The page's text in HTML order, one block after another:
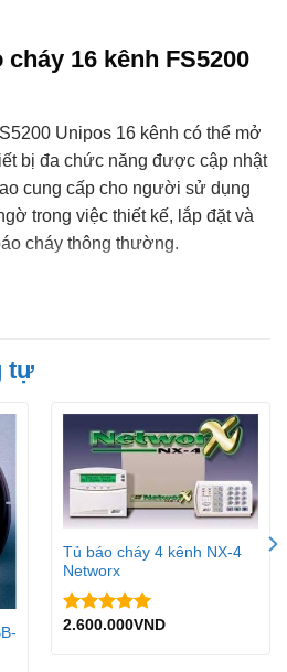
16 kênh FS5200
Unipos 16 kênh có thể mở
bị đa chức năng được cập nhật
cung cấp cho người sử dụng
trong việc thiết kế, lắp đặt và
cháy thông thường.
tự
Tủ báo cháy 4 kênh NX-4
Networx
Được xếp
2.600.000VND